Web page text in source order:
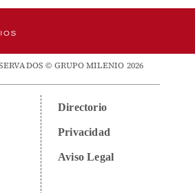
© GRUPO MILENIO 2026
Directorio
Privacidad
Aviso Legal